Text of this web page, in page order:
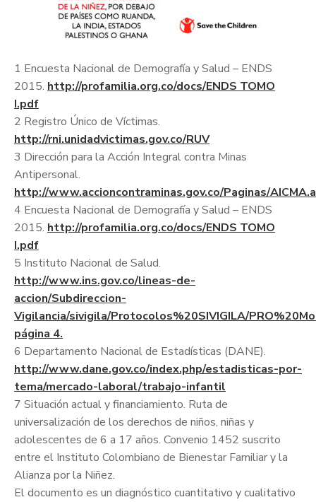
1 Encuesta Nacional de Demografía y Salud – ENDS
2015. http://profamilia.org.co/docs/ENDS TOMO
I.pdf
2 Registro Único de Víctimas.
http://rni.unidadvictimas.gov.co/RUV
3 Dirección para la Acción Integral contra Minas
Antipersonal.
http://www.accioncontraminas.gov.co/Paginas/
4 Encuesta Nacional de Demografía y Salud – ENDS
2015. http://profamilia.org.co/docs/ENDS TOMO
I.pdf
5 Instituto Nacional de Salud.
http://www.ins.gov.co/lineas-de-
accion/Subdireccion-
Vigilancia/sivigila/Protocolos%20SIVIGILA/
página 4.
6 Departamento Nacional de Estadísticas (DANE).
http://www.dane.gov.co/index.php/estadisticas-por-
tema/mercado-laboral/trabajo-infantil
7 Situación actual y financiamiento. Ruta de
universalización de los derechos de niños, niñas y
adolescentes de 6 a 17 años. Convenio 1452 suscrito
entre el Instituto Colombiano de Bienestar Familiar y la
Alianza por la Niñez.
El documento es un diagnóstico cuantitativo y cualitativo